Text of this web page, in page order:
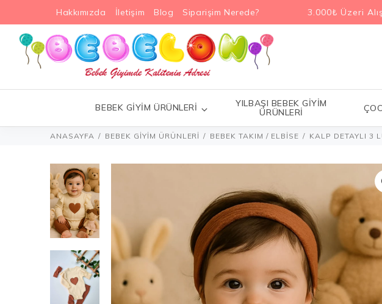
Hakkımızda İletişim Blog Siparişim Nerede? 3.000₺ Üzeri
BEBEK GİYİM ÜRÜNLERİ
YILBAŞI BEBEK GİYİM
ÜRÜNLERİ
ANASAYFA BEBEK GİYİM ÜRÜNLERİ BEBEK TAKIM / ELBİSE KALP DETAYLI 3